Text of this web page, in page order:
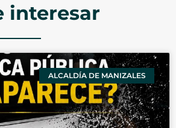
interesar
ALCALDÍA DE MANIZALES